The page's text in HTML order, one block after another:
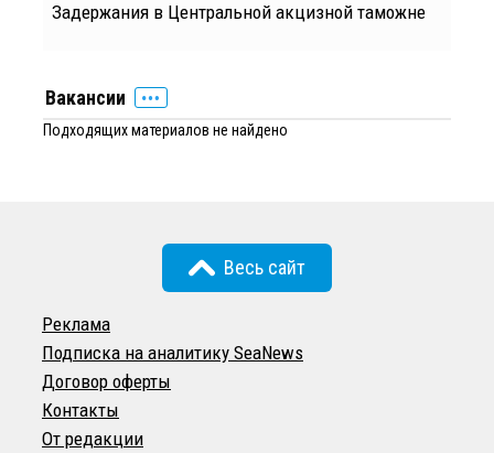
Задержания в Центральной акцизной таможне
Вакансии
Подходящих материалов не найдено
Весь сайт
Реклама
Подписка на аналитику SeaNews
Договор оферты
Контакты
От редакции